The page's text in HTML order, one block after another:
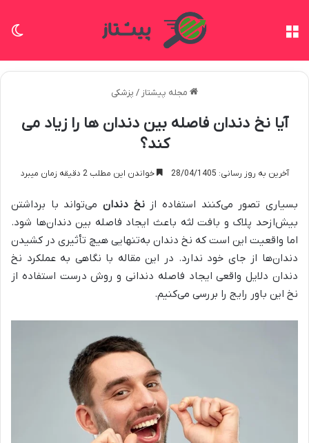
مجله پیشتاز / پزشکی
آیا نخ دندان فاصله بین دندان ها را زیاد می
کند؟
آخرین به روز رسانی: 28/04/1405 خواندن این مطلب 2 دقیقه زمان میبرد
بسیاری تصور می‌کنند استفاده ازنخ دندان می‌تواند با برداشتن
بیش‌ازحد پلاک و بافت لثه باعث ایجاد فاصله بین دندان‌ها شود.
اما واقعیت این است که نخ دندان به‌تنهایی هیچ تأثیری در کشیدن
دندان‌ها از جای خود ندارد. در این مقاله با نگاهی به عملکرد نخ
دندان دلایل واقعی ایجاد فاصله دندانی و روش درست استفاده از
نخ این باور رایج را بررسی می‌کنیم.